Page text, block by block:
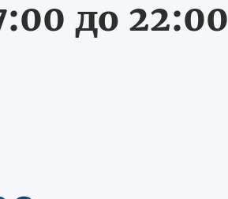
до 22:00